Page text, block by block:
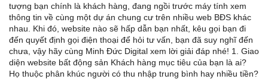
tượng bạn chính là khách hàng, đang ngồi trước máy tính xem
thông tin về cùng một dự án chung cư trên nhiều web BĐS khác
nhau. Khi đó, website nào sẽ hấp dẫn bạn nhất, kêu gọi bạn đi
đến quyết định gọi điện thoại để hỏi tư vấn, bạn đã suy nghĩ đến
chưa, vậy hãy cùng Minh Đức Digital xem lời giải đáp nhé! 1. Giao
diện website bất động sản Khách hàng mục tiêu của bạn là ai?
Họ thuộc phân khúc người có thu nhập trung bình hay nhiều tiền?